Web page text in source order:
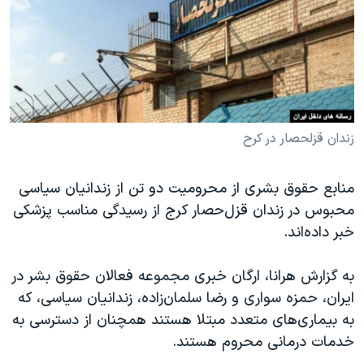
فرهنگ و زندگی
حقوق شهروندی
اقتصادی
علم و فناوری
اسرائیل در جنگ
آرشیو پخش زنده
مستندها
انتخابات ریاست جمهوری آمریکا ۲۰۲۴
حمله جمهوری اسلامی به اسرائیل
رمز مهسا
ورزش زنان در ایران
مجموعه مستندهای دادخواهی
تریبونال مردمی آبان ۹۸
چهل سال گروگان‌گیری
قانون شفافیت دارائی کادر رهبری ایران
اعتراضات مردمی آبان ۹۸
دنبال کنید
زبانهای مختلف
زندان قزلحصار در کرح
منابع حقوق بشری از محرومیت دو تن از زندانیان سیاسی
محبوس در زندان قزل‌حصار کرج از رسیدگی مناسب پزشکی
خبر داده‌اند.
به گزارش هرانا، ارگان خبری مجموعه فعالان حقوق بشر در
ایران، حمزه سواری و رضا سلمان‌زاده، زندانیان سیاسی، که
به بیماری‌های متعدد مبتلا هستند همچنان از دسترسی به
خدمات درمانی محروم هستند.